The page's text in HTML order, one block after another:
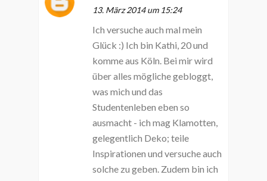
13. März 2014 um 15:24
Ich versuche auch mal mein
Glück :) Ich bin Kathi, 20 und
komme aus Köln. Bei mir wird
über alles mögliche gebloggt,
was mich und das
Studentenleben eben so
ausmacht - ich mag Klamotten,
gelegentlich Deko; teile
Inspirationen und versuche auch
solche zu geben. Zudem bin ich